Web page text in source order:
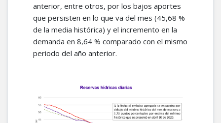
anterior, entre otros, por los bajos aportes
que persisten en lo que va del mes (45,68 %
de la media histórica) y el incremento en la
demanda en 8,64 % comparado con el mismo
periodo del año anterior.